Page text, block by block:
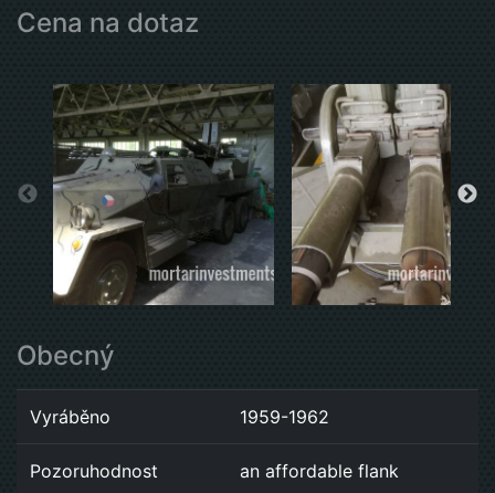
Cena na dotaz
Obecný
Vyráběno 1959-1962
Pozoruhodnost an affordable flank